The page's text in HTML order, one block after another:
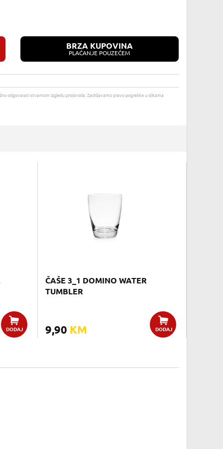
BRZA KUPOVINA
PLAĆANJE POUZEĆEM
odgovarati stvarnom izgledu proizvoda. Zadržavamo pravo pogreške u slikama
DODAJ
ČAŠE 3_1 DOMINO WATER
TUMBLER
9,90 KM DODAJ